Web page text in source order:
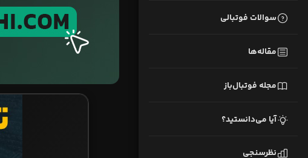
سوالات فوتبالی
مقاله‌ها
مجله فوتبال‌باز
آیا می‌دانستید؟
نظرسنجی